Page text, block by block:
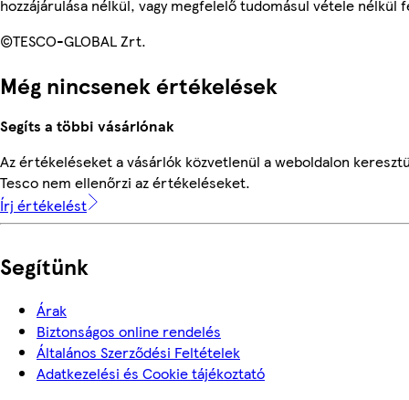
hozzájárulása nélkül, vagy megfelelő tudomásul vétele nélkül
©TESCO-GLOBAL Zrt.
Még nincsenek értékelések
Segíts a többi vásárlónak
Az értékeléseket a vásárlók közvetlenül a weboldalon
Tesco nem ellenőrzi az értékeléseket.
Írj értékelést
Segítünk
Árak
Biztonságos online rendelés
Általános Szerződési Feltételek
Adatkezelési és Cookie tájékoztató